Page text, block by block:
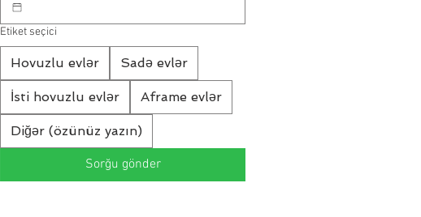
Etiket seçici
Hovuzlu evlər Sadə evlər
İsti hovuzlu evlər Aframe evlər
Diğər (özünüz yazın)
Sorğu gönder